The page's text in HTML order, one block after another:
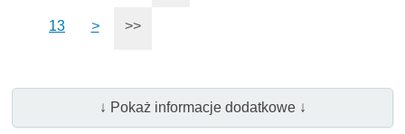
13 > >>
↓ Pokaż informacje dodatkowe ↓